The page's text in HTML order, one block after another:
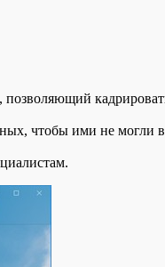
чтобы ими не могли